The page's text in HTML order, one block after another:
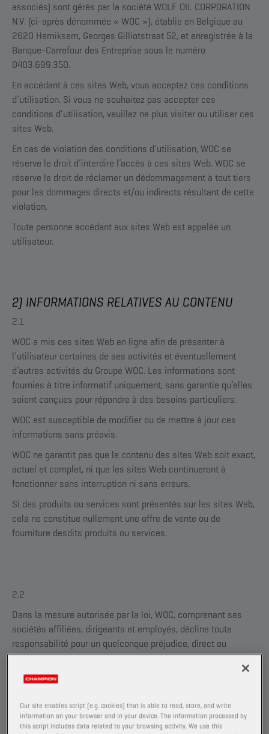
associés) sont gérés par la société WOLF OIL CORPORATION
N.V. (ci-après dénommée « WOC »), établie en Belgique au
2620 Hemiksem, Georges Gilliotstraat 52, et enregistrée à la
Banque-Carrefour des Entreprise sous le numéro
0403.699.350.
En accédant à ces sites Web, vous acceptez ces conditions
d’utilisation. Si vous ne souhaitez pas accepter ces
conditions d’utilisation, veuillez ne plus visiter ou utiliser ces
sites Web.
En cas de violation des conditions d’utilisation, WOC se
réserve le droit d’interdire l’accès à ces sites Web. WOC se
réserve le droit de réclamer un dédommagement à tout tiers
pour les dommages directs et/ou indirects résultant de cette
violation.
Toute personne accédant aux sites Web est appelée un
utilisateur.
2) INFORMATIONS RELATIVES AU CONTENU
2.1
WOC a mis ces sites Web en ligne afin de présenter à
l’utilisateur certaines de ses activités et éventuellement
d’autres activités du Groupe WOC. Les informations sont
fournies à titre informatif uniquement, sans garantie qu’elles
soient conçues pour répondre à des besoins particuliers.
WOC est susceptible de modifier ou de mettre à jour ces
informations sans préavis.
WOC ne garantit pas que le contenu des sites Web soit exact,
actuel et complet, ni que les sites Web continueront à
fonctionner sans interruption ni sans erreurs.
Si des produits ou services sont présentés sur les sites Web,
cela ne constitue nullement une offre de vente ou de
fourniture desdits produits ou services.
2.2
Dans la mesure autorisée par la loi, WOC, comprenant ses
sociétés affiliées, dirigeants et employés, décline toute
responsabilité pour un quelconque préjudice, direct ou
indirect, causé de quelque façon que ce soit par et/ou
résultant de l’utilisation des sites Web ou de tout autre site
en lien avec lesdits sites Web.
Our site enables script (e.g. cookies) that is able to read, store, and write
information on your browser and in your device. The information processed by
this script includes data related to your browsing activity. We use this